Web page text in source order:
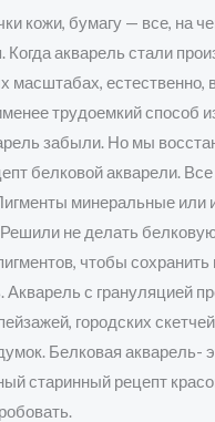
кожи, бумагу — все, на
Когда акварель стали
масштабах, естественно,
трудоемкий способ
забыли. Но мы
белковой акварели. Все
минеральные или
Решили не делать
чтобы сохранить
Акварель с грануляцией
городских
Белковая акварель-
старинный рецепт